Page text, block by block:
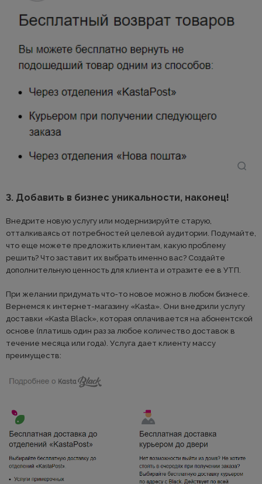
3. Добавить в бизнес уникальности, наконец!
Внедрите новую услугу или модернизируйте старую,
отталкиваясь от потребностей целевой аудитории. Подумайте,
что еще можете предложить клиентам, какую проблему
решить? Что заставит их выбрать именно вас? Создайте
дополнительную ценность для клиента и отразите ее в УТП.
При желании придумать что-то новое можно в любом бизнесе.
Вернемся к интернет-магазину «Kasta». Они внедрили услугу
доставки «Kasta Black», которая оплачивается на абонентской
основе (платишь один раз за любое количество доставок в
течение месяца или года). Услуга дает клиенту массу
преимуществ: